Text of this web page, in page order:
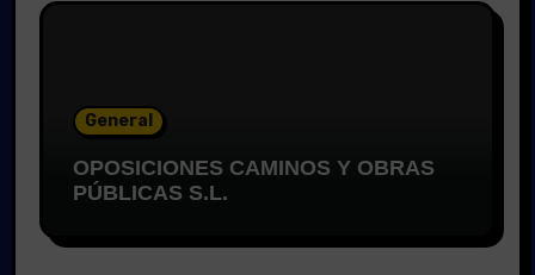
General
OPOSICIONES CAMINOS Y OBRAS
PÚBLICAS S.L.